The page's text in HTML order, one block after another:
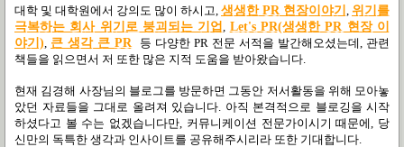
대학 및 대학원에서 강의도 많이 하시고, 생생한 PR 현장이야기
위기를
극복하는 회사 위기로 붕괴되는 기업
Let'sPR(생생한 PR 현장 이
야기) 큰 생각 큰PR 등 다양한 PR 전문 서적을 발간해오셨는데, 관련
책들을 읽으면서 저 또한 많은 지적 도움을 받아왔습니다.
현재 김경해 사장님의 블로그를 방문하면 그동안 저서활동을 위해 모아놓
았던 자료들을 그대로 올려져 있습니다. 아직 본격적으로 블로깅을 시작
하셨다고 볼 수는 없겠습니다만, 커뮤니케이션 전문가이시기 때문에, 당
신만의 독특한 생각과 인사이트를 공유해주시리라 또한 기대합니다.